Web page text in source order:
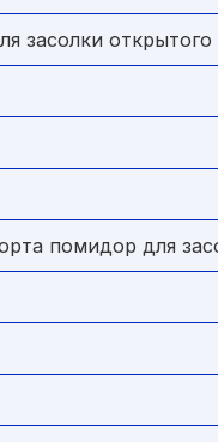
засолки открытого
помидор для